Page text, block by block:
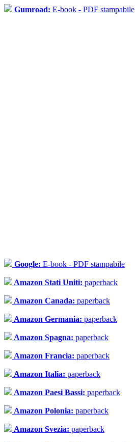
Gumroad: E-book - PDF stampabile
Google: E-book - PDF stampabile
Amazon Stati Uniti: paperback
Amazon Canada: paperback
Amazon Germania: paperback
Amazon Spagna: paperback
Amazon Francia: paperback
Amazon Italia: paperback
Amazon Paesi Bassi: paperback
Amazon Polonia: paperback
Amazon Svezia: paperback